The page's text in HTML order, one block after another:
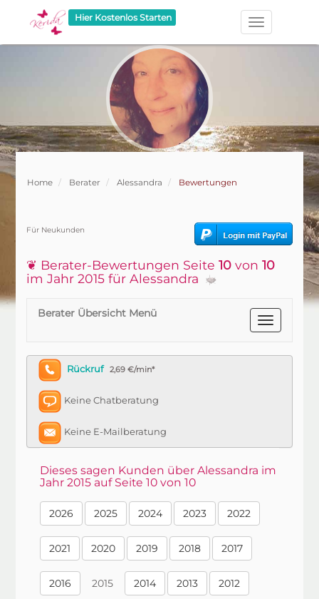
Hier Kostenlos Starten
Home Berater Alessandra Bewertungen
Für Neukunden
❦ Berater-Bewertungen Seite10 von10
im Jahr 2015 für Alessandra
Berater Übersicht Menü
Rückruf 2,69 €/min*
Keine Chatberatung
Keine E-Mailberatung
Dieses sagen Kunden über Alessandra im
Jahr 2015 auf Seite 10 von 10
2026 2025 2024 2023 2022
2021 2020 2019 2018 2017
2016 2015 2014 2013 2012